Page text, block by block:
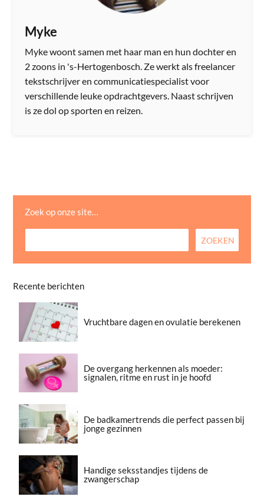
Myke
Myke woont samen met haar man en hun dochter en
2 zoons​ in 's-Hertogenbosch. Ze werkt als freelancer
tekstschrijver en communicatiespecialist voor
verschillende leuke opdrachtgevers. Naast schrijven
is ze dol op sporten en reizen.
Zoek op onze site…
Recente berichten
Vruchtbare dagen en ovulatie berekenen
De overgang herkennen als moeder:
signalen, ritme en rust in je hoofd
De badkamertrends die perfect passen bij
jonge gezinnen
Handige seksstandjes tijdens de
zwangerschap